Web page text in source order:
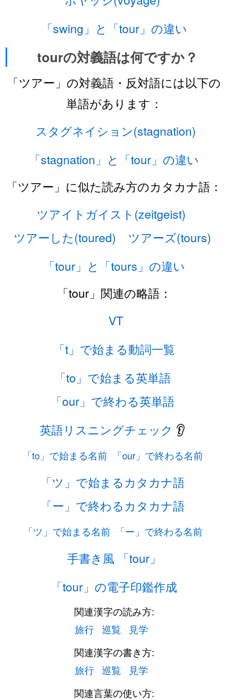
「swing」と「tour」の違い
tourの対義語は何ですか？
「ツアー」の対義語・反対語には以下の
単語があります：
スタグネイション(stagnation)
「stagnation」と「tour」の違い
「ツアー」に似た読み方のカタカナ語：
ツアイトガイスト(zeitgeist)
ツアーした(toured)
ツアーズ(tours)
「tour」と「tours」の違い
「tour」関連の略語：
VT
「t」で始まる動詞一覧
「to」で始まる英単語
「our」で終わる英単語
英語リスニングチェック 👂
「to」で始まる名前 「our」で終わる名前
「ツ」で始まるカタカナ語
「ー」で終わるカタカナ語
「ツ」で始まる名前 「ー」で終わる名前
手書き風 「tour」
「tour」の電子印鑑作成
関連漢字の読み方:
旅行 巡覧
見学
関連漢字の書き方:
旅行 巡覧
見学
関連言葉の使い方: